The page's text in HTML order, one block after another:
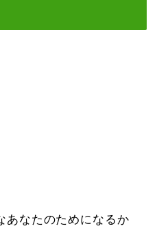
あなたのためになるか